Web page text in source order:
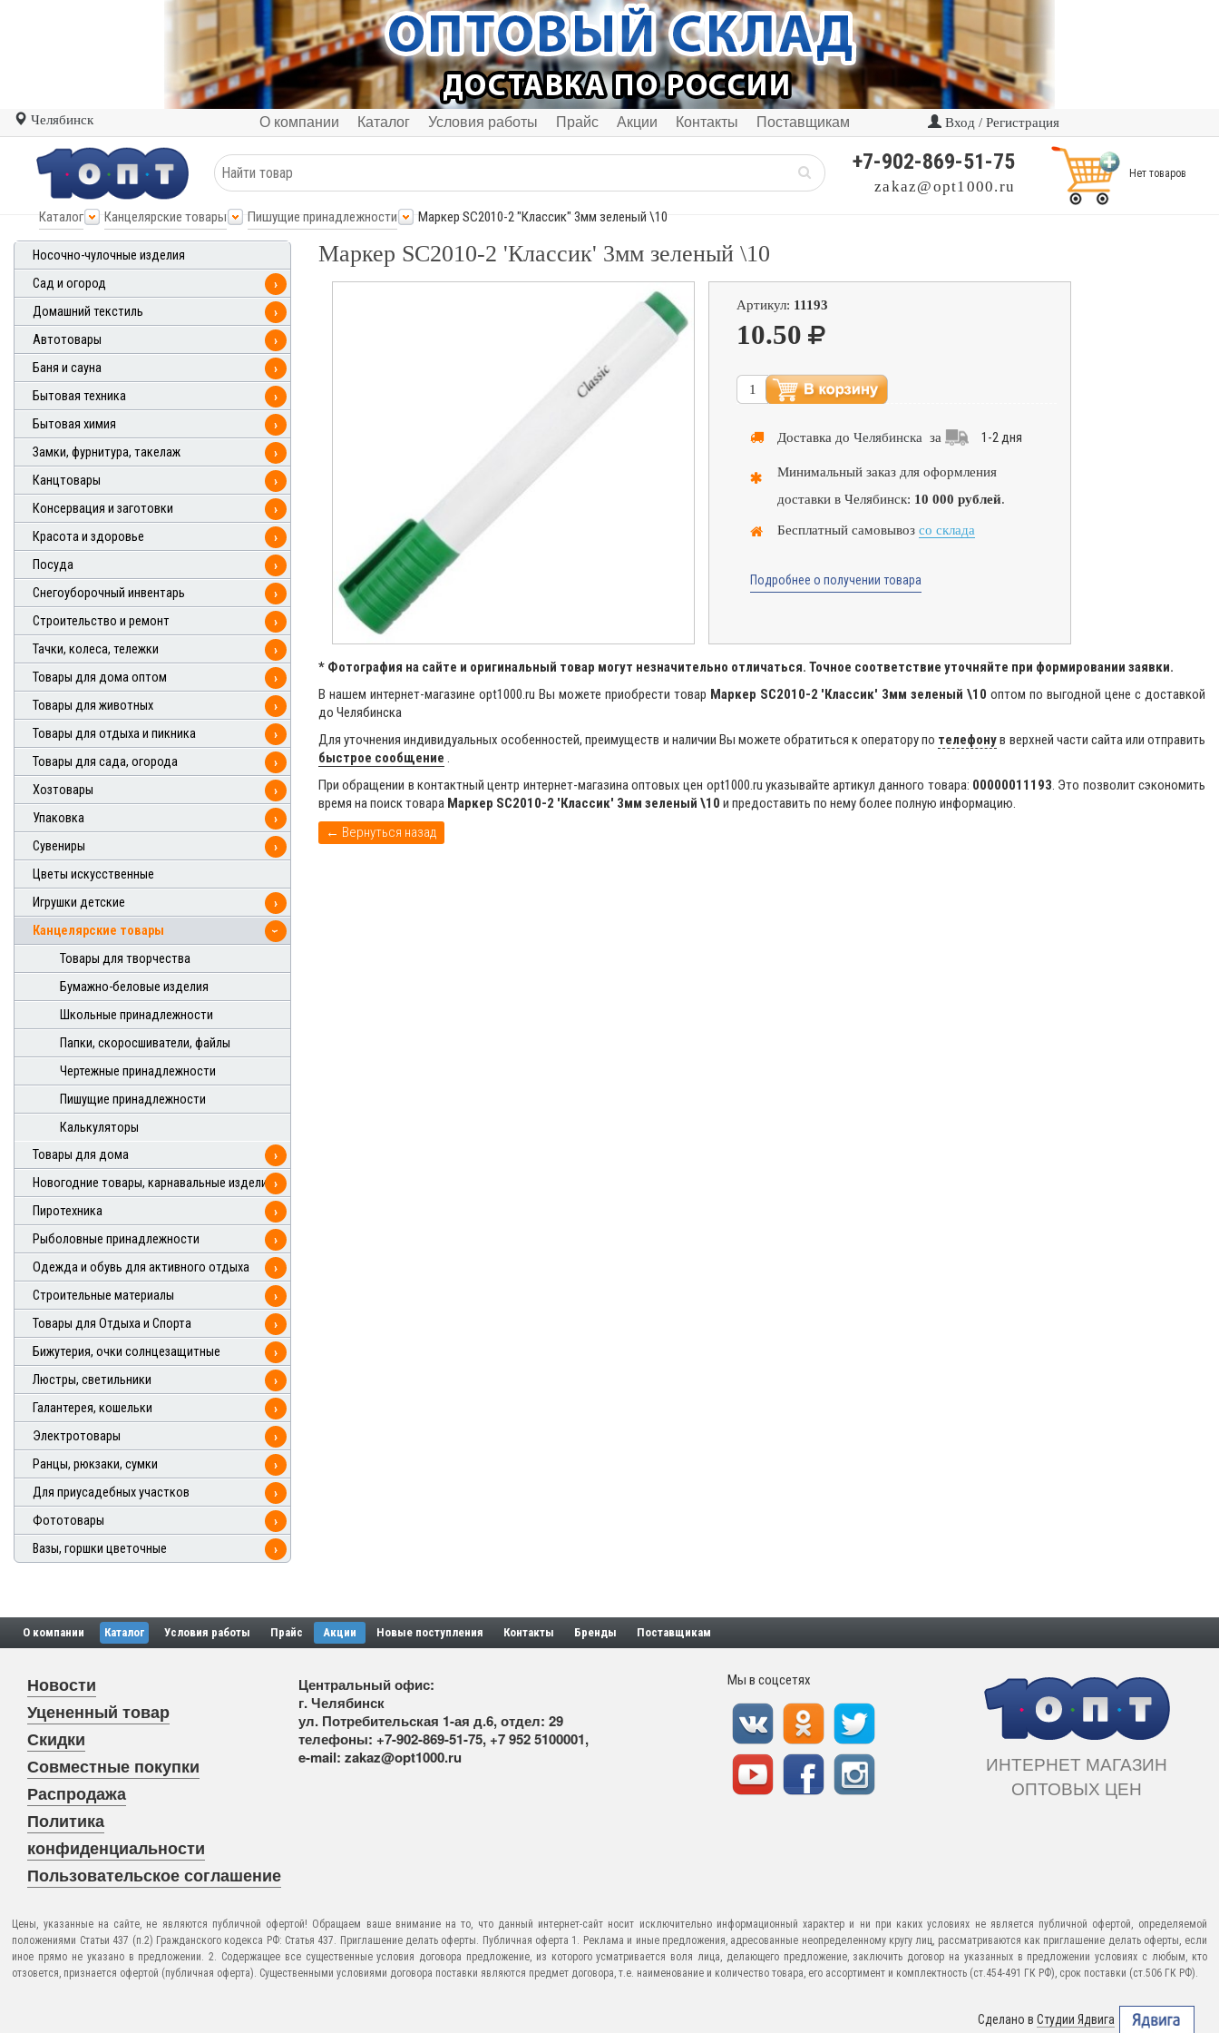
Челябинск О компании Каталог Условия работы Прайс Акции Контакты Поставщикам Вход / Регистрация
+7-902-869-51-75
zakaz@opt1000.ru
Нет товаров
Каталог Канцелярские товары Пишущие принадлежности Маркер SC2010-2 "Классик" 3мм зеленый \10
Носочно-чулочные изделия
Сад и огород
›
Домашний текстиль
›
Автотовары
›
Баня и сауна
›
Бытовая техника
›
Бытовая химия
›
Замки, фурнитура, такелаж
›
Канцтовары
›
Консервация и заготовки
›
Красота и здоровье
›
Посуда
›
Снегоуборочный инвентарь
›
Строительство и ремонт
›
Тачки, колеса, тележки
›
Товары для дома оптом
›
Товары для животных
›
Товары для отдыха и пикника
›
Товары для сада, огорода
›
Хозтовары
›
Упаковка
›
Сувениры
›
Цветы искусственные
Игрушки детские
›
Канцелярские товары
›
Товары для творчества
Бумажно-беловые изделия
Школьные принадлежности
Папки, скоросшиватели, файлы
Чертежные принадлежности
Пишущие принадлежности
Калькуляторы
Товары для дома
›
Новогодние товары, карнавальные изделия ›
Пиротехника
›
Рыболовные принадлежности
›
Одежда и обувь для активного отдыха
›
Строительные материалы
›
Товары для Отдыха и Спорта
›
Бижутерия, очки солнцезащитные
›
Люстры, светильники
›
Галантерея, кошельки
›
Электротовары
›
Ранцы, рюкзаки, сумки
›
Для приусадебных участков
›
Фототовары
›
Вазы, горшки цветочные
›
Маркер SC2010-2 'Классик' 3мм зеленый \10
Артикул: 11193
10.50
Доставка до Челябинска за 1-2 дня
Минимальный заказ для оформления
доставки в Челябинск: 10 000 рублей.
Бесплатный самовывоз со склада
Подробнее о получении товара
* Фотография на сайте и оригинальный товар могут незначительно отличаться. Точное соответствие уточняйте при формировании заявки.
В нашем интернет-магазине opt1000.ru Вы можете приобрести товар Маркер SC2010-2 'Классик' 3мм зеленый \10 оптом по выгодной цене с доставкой
до Челябинска
Для уточнения индивидуальных особенностей, преимуществ и наличии Вы можете обратиться к оператору по телефонув верхней части сайта или отправить
быстрое сообщение .
При обращении в контактный центр интернет-магазина оптовых цен opt1000.ru указывайте артикул данного товара: 00000011193. Это позволит сэкономить
время на поиск товара Маркер SC2010-2 'Классик' 3мм зеленый \10 и предоставить по нему более полную информацию.
О компании Каталог Условия работы Прайс Акции Новые поступления Контакты Бренды Поставщикам
Новости
Уцененный товар
Скидки
Совместные покупки
Распродажа
Политика
конфиденциальности
Пользовательское соглашение
Центральный офис:
г. Челябинск
ул. Потребительская 1-ая д.6, отдел: 29
телефоны: +7-902-869-51-75, +7 952 5100001,
e-mail: zakaz@opt1000.ru
Мы в соцсетях
ИНТЕРНЕТ МАГАЗИН
ОПТОВЫХ ЦЕН
Цены, указанные на сайте, не являются публичной офертой! Обращаем ваше внимание на то, что данный интернет-сайт носит исключительно информационный характер и ни при каких условиях не является публичной офертой, определяемой
положениями Статьи 437 (п.2) Гражданского кодекса РФ: Статья 437. Приглашение делать оферты. Публичная оферта 1. Реклама и иные предложения, адресованные неопределенному кругу лиц, рассматриваются как приглашение делать оферты, если
иное прямо не указано в предложении. 2. Содержащее все существенные условия договора предложение, из которого усматривается воля лица, делающего предложение, заключить договор на указанных в предложении условиях с любым, кто
отзовется, признается офертой (публичная оферта). Существенными условиями договора поставки являются предмет договора, т.е. наименование и количество товара, его ассортимент и комплектность (ст.454-491 ГК РФ), срок поставки (ст.506 ГК РФ).
Сделано вСтудии Ядвига